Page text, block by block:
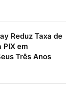
Reduz Taxa de
PIX em
Três Anos